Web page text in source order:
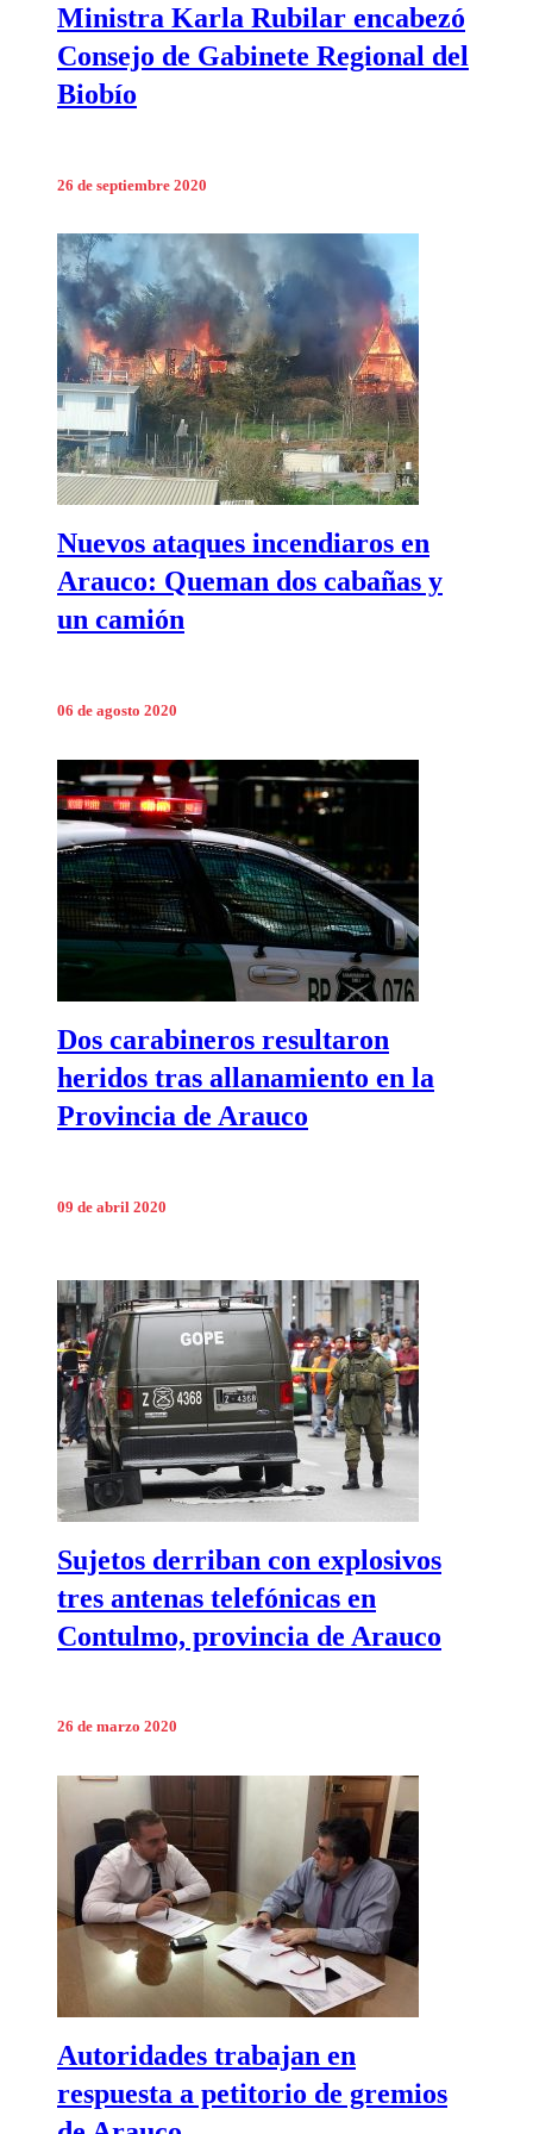
Ministra Karla Rubilar encabezó
Consejo de Gabinete Regional del
Biobío
26 de septiembre 2020
Nuevos ataques incendiaros en
Arauco: Queman dos cabañas y
un camión
06 de agosto 2020
Dos carabineros resultaron
heridos tras allanamiento en la
Provincia de Arauco
09 de abril 2020
Sujetos derriban con explosivos
tres antenas telefónicas en
Contulmo, provincia de Arauco
26 de marzo 2020
Autoridades trabajan en
respuesta a petitorio de gremios